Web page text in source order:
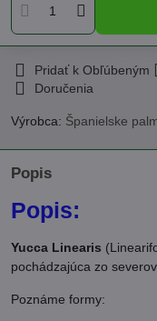
Pridať k Obľúbeným
Doručenia
Výrobca: Španielske
Popis
Popis:
Yucca Linearis
pochádzajúca zo
Poznáme formy: